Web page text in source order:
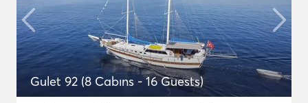
Gulet 92 (8 Cabıns - 16 Guests)